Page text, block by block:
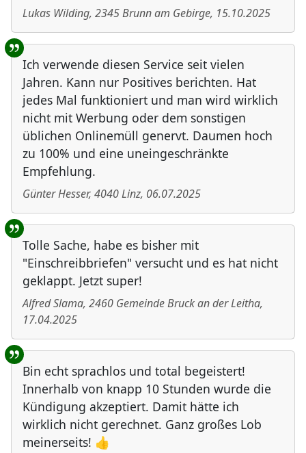
Lukas Wilding, 2345Brunn am Gebirge, 15.10.2025
Ich verwende diesen Service seit vielen
Jahren. Kann nur Positives berichten. Hat
jedes Mal funktioniert und man wird wirklich
nicht mit Werbung oder dem sonstigen
üblichen Onlinemüll genervt. Daumen hoch
zu 100% und eine uneingeschränkte
Empfehlung.
Günter Hesser, 4040Linz, 06.07.2025
Tolle Sache, habe es bisher mit
"Einschreibbriefen" versucht und es hat nicht
geklappt. Jetzt super!
Alfred Slama, 2460 Gemeinde Bruck an der Leitha,
17.04.2025
Bin echt sprachlos und total begeistert!
Innerhalb von knapp 10 Stunden wurde die
Kündigung akzeptiert. Damit hätte ich
wirklich nicht gerechnet. Ganz großes Lob
meinerseits! 👍